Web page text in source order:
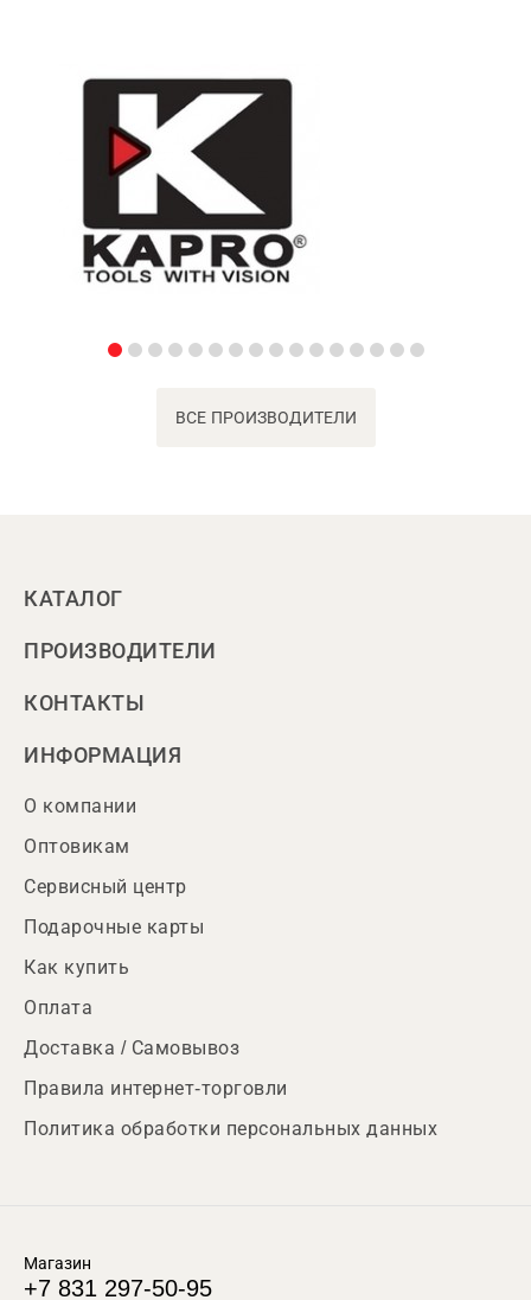
ВСЕ ПРОИЗВОДИТЕЛИ
КАТАЛОГ
ПРОИЗВОДИТЕЛИ
КОНТАКТЫ
ИНФОРМАЦИЯ
О компании
Оптовикам
Сервисный центр
Подарочные карты
Как купить
Оплата
Доставка / Самовывоз
Правила интернет-торговли
Политика обработки персональных данных
Магазин
+7 831 297-50-95